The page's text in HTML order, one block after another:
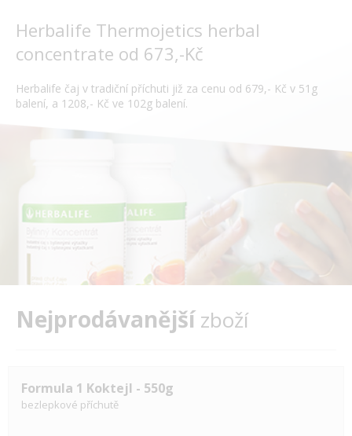
Herbalife Thermojetics herbal
concentrate od 673,-Kč
Herbalife čaj v tradiční příchuti již za cenu od 679,- Kč v 51g
balení, a 1208,- Kč ve 102g balení.
Nejprodávanějšízboží
Formula 1 Koktejl - 550g
bezlepkové příchutě